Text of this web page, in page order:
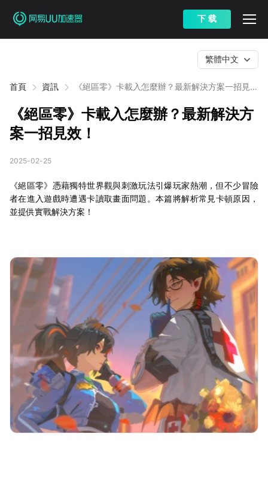
下 载
首頁 資訊
《絕區零》卡載入怎麼辦？最新解決方案一招見
繁體中文
《絕區零》卡載入怎麼辦？最新解決方
案一招見效！
2025-02-25
《絕區零》憑藉獨特世界觀與刺激玩法引爆玩家熱潮，但不少冒險
者在進入遊戲時遭遇卡讀取畫面問題。本篇將解析常見卡頓原因，
並提供實戰解決方案！